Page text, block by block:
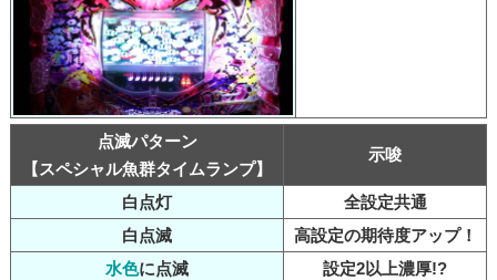
点滅パターン
【スペシャル魚群タイムランプ】
示唆
白点灯
全設定共通
白点滅
高設定の期待度アップ！
水色に点滅
設定2以上濃厚!?